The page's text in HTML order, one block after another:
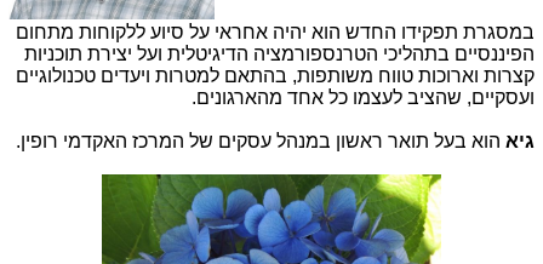
במסגרת תפקידו החדש הוא יהיה אחראי על סיוע ללקוחות מתחום
הפיננסיים בתהליכי הטרנספורמציה הדיגיטלית ועל יצירת תוכניות
קצרות וארוכות טווח משותפות, בהתאם למטרות ויעדים טכנולוגיים
ועסקיים, שהציב לעצמו כל אחד מהארגונים.
גיא הוא בעל תואר ראשון במנהל עסקים של המרכז האקדמי רופין.